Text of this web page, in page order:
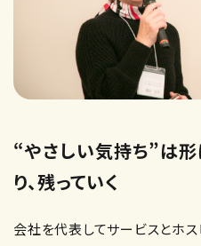
“やさしい気持ち”は
り、残っていく
会社を代表してサービスとホ